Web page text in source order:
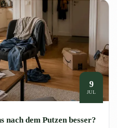
9
JUL
nach dem Putzen besser?